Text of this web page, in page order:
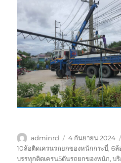
ผู้
เขียน
adminrd
เขียน
เมื่อ
4 กันยายน 2024
10ล้อติดเครนรถยกของหนักกระบี่,6ล้
บรรทุกติดเครน5ตันรถยกของหนัก,บ